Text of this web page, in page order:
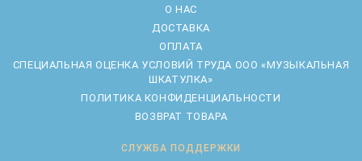
О НАС
ДОСТАВКА
ОПЛАТА
CПЕЦИАЛЬНАЯ ОЦЕНКА УСЛОВИЙ ТРУДА ООО «МУЗЫКАЛЬНАЯ
ШКАТУЛКА»
ПОЛИТИКА КОНФИДЕНЦИАЛЬНОСТИ
ВОЗВРАТ ТОВАРА
СЛУЖБА ПОДДЕРЖКИ